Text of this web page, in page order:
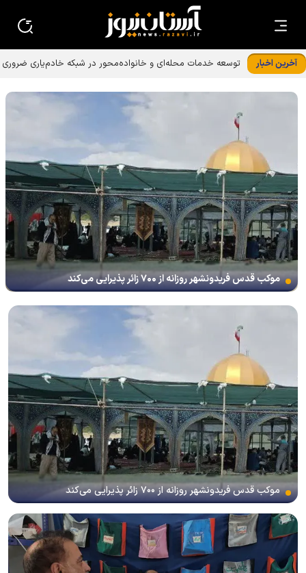
آخرین اخبار
توسعه خدمات محله‌ای و خانواده‌محور در شبکه خادم‌یاری ضروری
موکب قدس فریدونشهر روزانه از ۷۰۰ زائر پذیرایی می‌کند
موکب قدس فریدونشهر روزانه از ۷۰۰ زائر پذیرایی می‌کند